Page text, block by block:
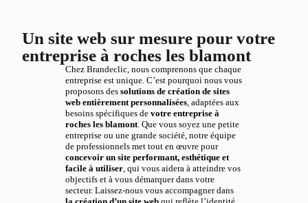
Un site web sur mesure pour votre
entreprise à roches les blamont
Chez Brandeclic, nous comprenons que chaque
entreprise est unique. C’est pourquoi nous vous
proposons des solutions de création de sites
web entièrement personnalisées, adaptées aux
besoins spécifiques de votre entreprise à
roches les blamont. Que vous soyez une petite
entreprise ou une grande société, notre équipe
de professionnels met tout en œuvre pour
concevoir un site performant, esthétique et
facile à utiliser, qui vous aidera à atteindre vos
objectifs et à vous démarquer dans votre
secteur. Laissez-nous vous accompagner dans